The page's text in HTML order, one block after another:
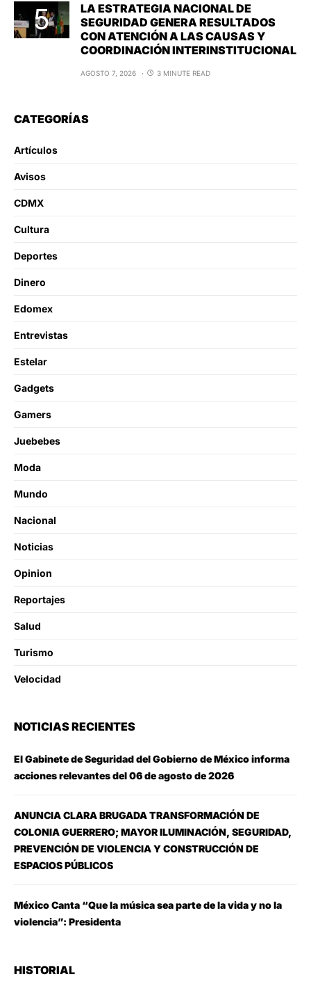
LA ESTRATEGIA NACIONAL DE
SEGURIDAD GENERA RESULTADOS
CON ATENCIÓN A LAS CAUSAS Y
COORDINACIÓN INTERINSTITUCIONAL
AGOSTO 7, 2026 3 MINUTE READ
CATEGORÍAS
Artículos
Avisos
CDMX
Cultura
Deportes
Dinero
Edomex
Entrevistas
Estelar
Gadgets
Gamers
Juebebes
Moda
Mundo
Nacional
Noticias
Opinion
Reportajes
Salud
Turismo
Velocidad
NOTICIAS RECIENTES
El Gabinete de Seguridad del Gobierno de México informa
acciones relevantes del 06 de agosto de 2026
ANUNCIA CLARA BRUGADA TRANSFORMACIÓN DE
COLONIA GUERRERO; MAYOR ILUMINACIÓN, SEGURIDAD,
PREVENCIÓN DE VIOLENCIA Y CONSTRUCCIÓN DE
ESPACIOS PÚBLICOS
México Canta “Que la música sea parte de la vida y no la
violencia”: Presidenta
HISTORIAL